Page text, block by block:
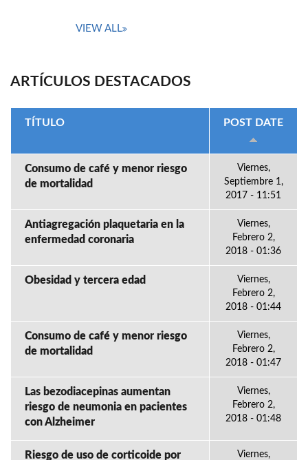
VIEW ALL
ARTÍCULOS DESTACADOS
TÍTULO POST DATE
Consumo de café y menor riesgo
de mortalidad
Viernes,
Septiembre 1,
2017 - 11:51
Antiagregación plaquetaria en la
enfermedad coronaria
Viernes,
Febrero 2,
2018 - 01:36
Obesidad y tercera edad
Viernes,
Febrero 2,
2018 - 01:44
Consumo de café y menor riesgo
de mortalidad
Viernes,
Febrero 2,
2018 - 01:47
Las bezodiacepinas aumentan
riesgo de neumonia en pacientes
con Alzheimer
Viernes,
Febrero 2,
2018 - 01:48
Riesgo de uso de corticoide por Viernes,